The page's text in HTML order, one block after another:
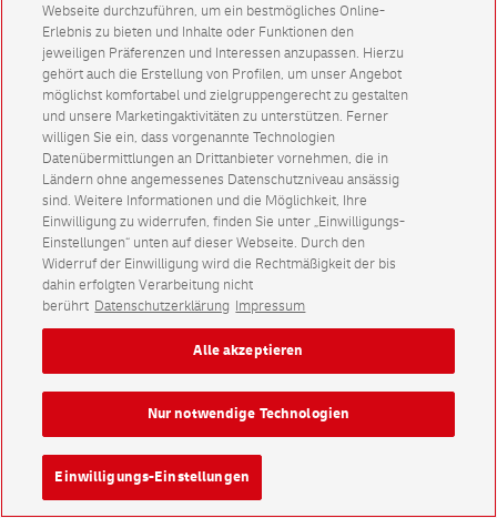
Webseite durchzuführen, um ein bestmögliches Online-
Erlebnis zu bieten und Inhalte oder Funktionen den
jeweiligen Präferenzen und Interessen anzupassen. Hierzu
gehört auch die Erstellung von Profilen, um unser Angebot
möglichst komfortabel und zielgruppengerecht zu gestalten
und unsere Marketingaktivitäten zu unterstützen. Ferner
willigen Sie ein, dass vorgenannte Technologien
Datenübermittlungen an Drittanbieter vornehmen, die in
Ländern ohne angemessenes Datenschutzniveau ansässig
sind. Weitere Informationen und die Möglichkeit, Ihre
Einwilligung zu widerrufen, finden Sie unter „Einwilligungs-
Einstellungen“ unten auf dieser Webseite. Durch den
Widerruf der Einwilligung wird die Rechtmäßigkeit der bis
dahin erfolgten Verarbeitung nicht
berührt Datenschutzerklärung Impressum
Einwilligungs-Einstellungen
Nur notwendige Technologien
Alle akzeptieren